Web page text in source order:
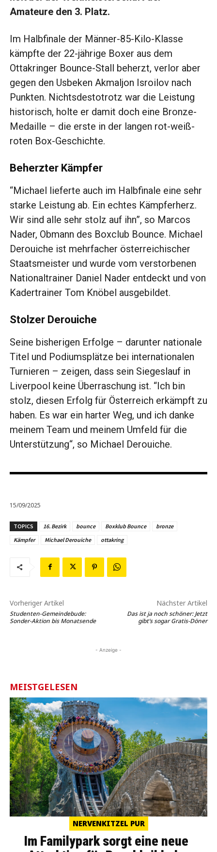
Amateure den 3. Platz.
Im Halbfinale der Männer-85-Kilo-Klasse
kämpfte der 22-jährige Boxer aus dem
Ottakringer Bounce-Stall beherzt, verlor aber
gegen den Usbeken Akmaljon Isroilov nach
Punkten. Nichtsdestotrotz war die Leistung
historisch, holte er damit doch eine Bronze-
Medaille – die erste in der langen rot-weiß-
roten Box-Geschichte.
Beherzter Kämpfer
“Michael lieferte auch im Halbfinale eine sehr
starke Leistung ab. Ein echtes Kämpferherz.
Wir sind alle sehr stolz auf ihn”, so Marcos
Nader, Obmann des Boxclub Bounce. Michael
Derouiche ist mehrfacher österreichischer
Staatsmeister und wurde vom verstorbenen
Nationaltrainer Daniel Nader entdeckt und von
Kadertrainer Tom Knöbel ausgebildet.
Stolzer Derouiche
Seine bisherigen Erfolge – darunter nationale
Titel und Podiumsplätze bei internationalen
Turnieren – zeigen, dass sein Siegeslauf in
Liverpool keine Überraschung ist. “Ich bin
stolz, diesen Erfolg für Österreich erkämpft zu
haben. Es war ein harter Weg, und ich danke
meinem Team und meinem Umfeld für die
Unterstützung“, so Michael Derouiche.
15/09/2025
TOPICS 16. Bezirk bounce Boxklub Bounce
bronze
Kämpfer
Michael Derouiche ottakring
Vorheriger Artikel
Studenten-Gemeindebude:
Sonder-Aktion bis Monatsende
Nächster Artikel
Das ist ja noch schöner: Jetzt
gibt’s sogar Gratis-Döner
- Anzeige -
MEISTGELESEN
NERVENKITZEL PUR
Im Familypark sorgt eine neue